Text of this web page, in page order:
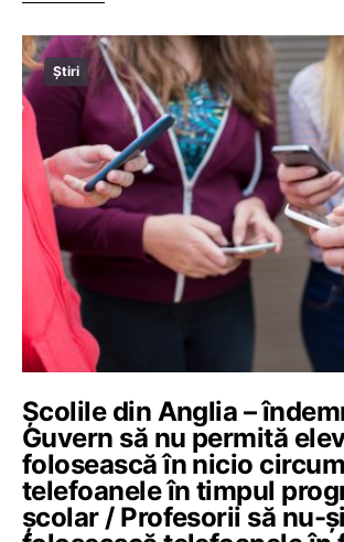
Știri
Școlile din Anglia –
Guvern să nu permită
folosească în nicio
telefoanele în timpul
școlar / Profesorii să nu-și